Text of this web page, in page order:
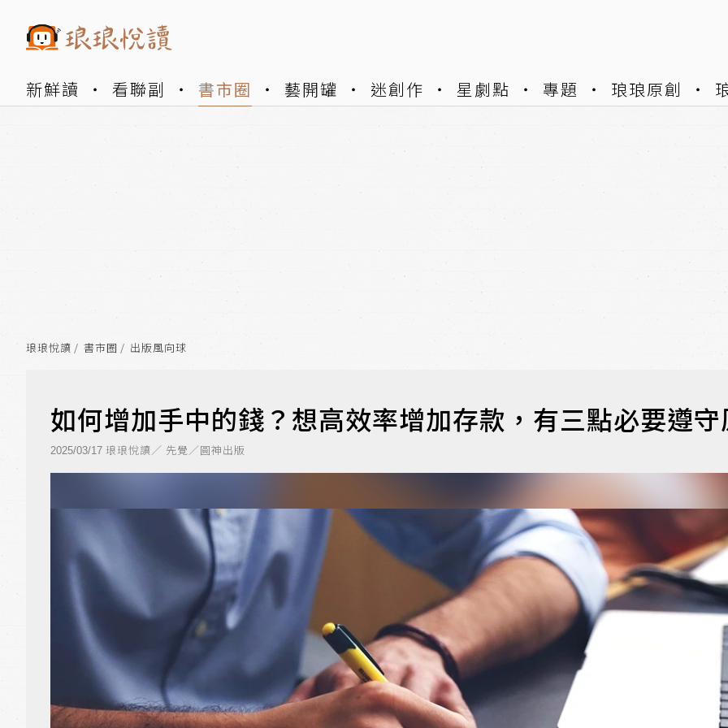
新鮮讀 看聯副 書市圈 藝開罐 迷創作 星劇點 專題 琅琅原創
琅琅悅讀 書市圈 出版風向球
如何增加手中的錢？想高效率增加存款，有三點必要遵
2025/03/17 琅琅悅讀／ 先覺／圓神出版